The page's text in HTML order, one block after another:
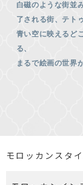
白磁のような街並
了される街、テト
青い空に映えるど
る、
まるで絵画の世界
モロッカンスタ